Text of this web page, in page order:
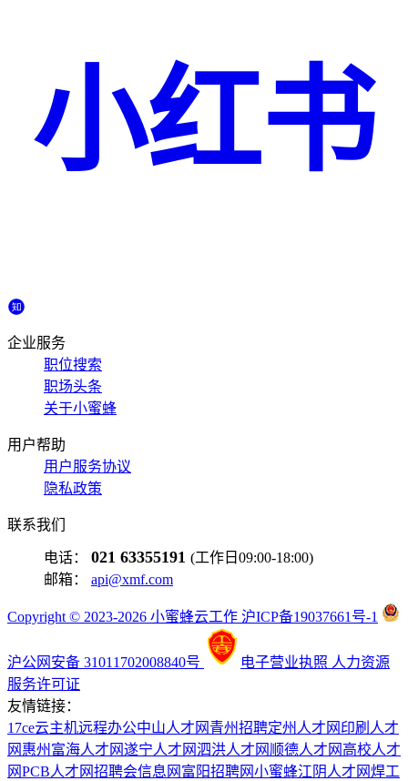
小红书
企业服务
职位搜索
职场头条
关于小蜜蜂
用户帮助
用户服务协议
隐私政策
联系我们
电话： 021 63355191 (工作日09:00-18:00)
邮箱： api@xmf.com
Copyright © 2023-2026 小蜜蜂云工作 沪ICP备19037661号-1
沪公网安备 31011702008840号 电子营业执照 人力资源
服务许可证
友情链接：
17ce云主机远程办公中山人才网 青州招聘定州人才网 印刷人才
网 惠州富海人才网遂宁人才网泗洪人才网 顺德人才网 高校人才
网PCB人才网招聘会信息网 富阳招聘网小蜜蜂江阴人才网焊工